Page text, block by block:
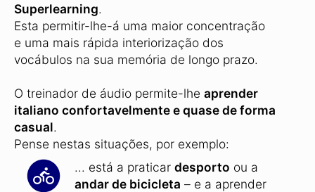
Superlearning.
Esta permitir-lhe-á uma maior concentração
e uma mais rápida interiorização dos
vocábulos na sua memória de longo prazo.
O treinador de áudio permite-lhe aprender
italiano confortavelmente e quase de forma
casual.
Pense nestas situações, por exemplo:
... está a praticar desporto ou a
andar de bicicleta – e a aprender